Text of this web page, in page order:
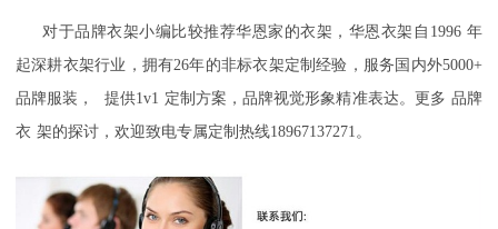
对于品牌衣架小编比较推荐华恩家的衣架，华恩衣架自 1996 年
起深耕衣架行业，拥有26年的非标衣架定制经验，服务国内外5000+
品牌服装，
提供1v1 定制方案，品牌视觉形象精准表达。更多 品牌
衣 架的探讨，欢迎致电专属定制热线18967137271。